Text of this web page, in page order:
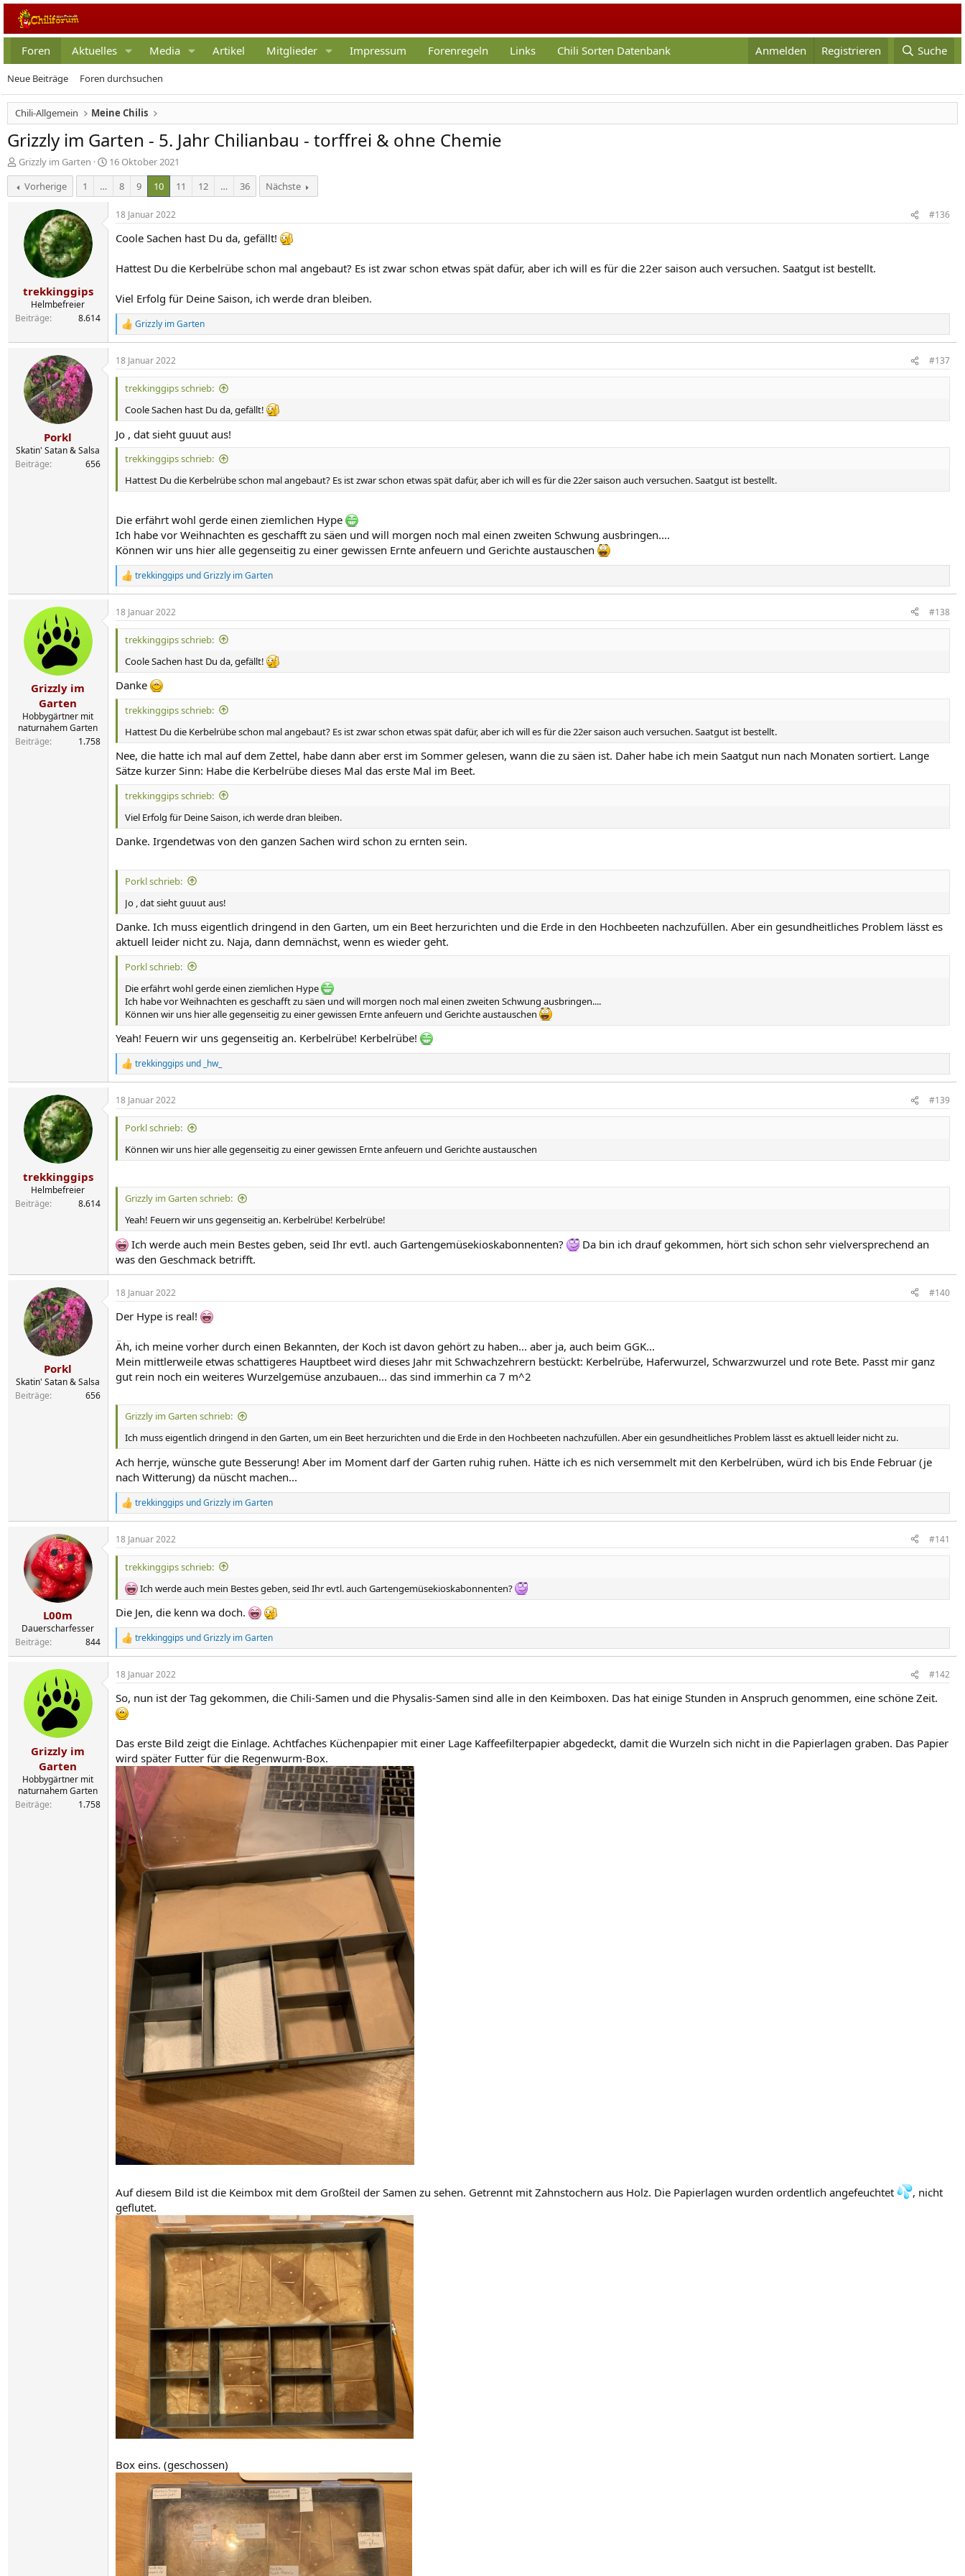
Foren Aktuelles Media Artikel Mitglieder Impressum Forenregeln Links Chili Sorten Datenbank Anmelden Registrieren Suche
Neue Beiträge Foren durchsuchen
Chili-Allgemein Meine Chilis
Grizzly im Garten - 5. Jahr Chilianbau - torffrei & ohne Chemie
E
r
s
t
Grizzly im Garten
E
r
t
16 Oktober 2021
Vorherige
1 … 8 9 10 11 12 … 36 Nächste
trekkinggips
Helmbefreier
Beiträge
8.614
18 Januar 2022 #136
Coole Sachen hast Du da, gefällt!
Hattest Du die Kerbelrübe schon mal angebaut? Es ist zwar schon etwas spät dafür, aber ich will es für die 22er saison auch versuchen. Saatgut ist bestellt.
Viel Erfolg für Deine Saison, ich werde dran bleiben.
R
e
k
t
n
e
n
Grizzly im Garten
Porkl
Skatin' Satan & Salsa
Beiträge
656
18 Januar 2022 #137
trekkinggips schrieb:
Coole Sachen hast Du da, gefällt!
Jo , dat sieht guuut aus!
trekkinggips schrieb:
Hattest Du die Kerbelrübe schon mal angebaut? Es ist zwar schon etwas spät dafür, aber ich will es für die 22er saison auch versuchen. Saatgut ist bestellt.
Die erfährt wohl gerde einen ziemlichen Hype
Ich habe vor Weihnachten es geschafft zu säen und will morgen noch mal einen zweiten Schwung ausbringen....
Können wir uns hier alle gegenseitig zu einer gewissen Ernte anfeuern und Gerichte austauschen
R
e
k
t
n
e
n
trekkinggips undGrizzly im Garten
Grizzly im
Garten
Hobbygärtner mit
naturnahem Garten
Beiträge
1.758
18 Januar 2022 #138
trekkinggips schrieb:
Coole Sachen hast Du da, gefällt!
Danke
trekkinggips schrieb:
Hattest Du die Kerbelrübe schon mal angebaut? Es ist zwar schon etwas spät dafür, aber ich will es für die 22er saison auch versuchen. Saatgut ist bestellt.
Nee, die hatte ich mal auf dem Zettel, habe dann aber erst im Sommer gelesen, wann die zu säen ist. Daher habe ich mein Saatgut nun nach Monaten sortiert. Lange
Sätze kurzer Sinn: Habe die Kerbelrübe dieses Mal das erste Mal im Beet.
trekkinggips schrieb:
Viel Erfolg für Deine Saison, ich werde dran bleiben.
Danke. Irgendetwas von den ganzen Sachen wird schon zu ernten sein.
Porkl schrieb:
Jo , dat sieht guuut aus!
Danke. Ich muss eigentlich dringend in den Garten, um ein Beet herzurichten und die Erde in den Hochbeeten nachzufüllen. Aber ein gesundheitliches Problem lässt es
aktuell leider nicht zu. Naja, dann demnächst, wenn es wieder geht.
Porkl schrieb:
Die erfährt wohl gerde einen ziemlichen Hype
Ich habe vor Weihnachten es geschafft zu säen und will morgen noch mal einen zweiten Schwung ausbringen....
Können wir uns hier alle gegenseitig zu einer gewissen Ernte anfeuern und Gerichte austauschen
Yeah! Feuern wir uns gegenseitig an. Kerbelrübe! Kerbelrübe!
R
e
k
t
e
trekkinggips und _hw_
trekkinggips
Helmbefreier
Beiträge
8.614
18 Januar 2022 #139
Porkl schrieb:
Können wir uns hier alle gegenseitig zu einer gewissen Ernte anfeuern und Gerichte austauschen
Grizzly im Garten schrieb:
Yeah! Feuern wir uns gegenseitig an. Kerbelrübe! Kerbelrübe!
Ich werde auch mein Bestes geben, seid Ihr evtl. auch Gartengemüsekioskabonnenten?
Da bin ich drauf gekommen, hört sich schon sehr vielversprechend an
was den Geschmack betrifft.
Porkl
Skatin' Satan & Salsa
Beiträge
656
18 Januar 2022 #140
Der Hype is real!
Äh, ich meine vorher durch einen Bekannten, der Koch ist davon gehört zu haben... aber ja, auch beim GGK...
Mein mittlerweile etwas schattigeres Hauptbeet wird dieses Jahr mit Schwachzehrern bestückt: Kerbelrübe, Haferwurzel, Schwarzwurzel und rote Bete. Passt mir ganz
gut rein noch ein weiteres Wurzelgemüse anzubauen... das sind immerhin ca 7 m^2
Grizzly im Garten schrieb:
Ich muss eigentlich dringend in den Garten, um ein Beet herzurichten und die Erde in den Hochbeeten nachzufüllen. Aber ein gesundheitliches Problem lässt es aktuell leider nicht zu.
Ach herrje, wünsche gute Besserung! Aber im Moment darf der Garten ruhig ruhen. Hätte ich es nich versemmelt mit den Kerbelrüben, würd ich bis Ende Februar (je
nach Witterung) da nüscht machen...
R
e
k
t
n
e
n
trekkinggips undGrizzly im Garten
L00m
Dauerscharfesser
Beiträge
844
18 Januar 2022 #141
trekkinggips schrieb:
Ich werde auch mein Bestes geben, seid Ihr evtl. auch Gartengemüsekioskabonnenten?
Die Jen, die kenn wa doch.
R
e
k
i
o
n
n
:
trekkinggips undGrizzly im Garten
Grizzly im
Garten
Hobbygärtner mit
naturnahem Garten
Beiträge
1.758
18 Januar 2022 #142
So, nun ist der Tag gekommen, die Chili-Samen und die Physalis-Samen sind alle in den Keimboxen. Das hat einige Stunden in Anspruch genommen, eine schöne Zeit.
Das erste Bild zeigt die Einlage. Achtfaches Küchenpapier mit einer Lage Kaffeefilterpapier abgedeckt, damit die Wurzeln sich nicht in die Papierlagen graben. Das Papier
wird später Futter für die Regenwurm-Box.
Auf diesem Bild ist die Keimbox mit dem Großteil der Samen zu sehen. Getrennt mit Zahnstochern aus Holz. Die Papierlagen wurden ordentlich angefeuchtet
, nicht
geflutet.
Box eins. (geschossen)